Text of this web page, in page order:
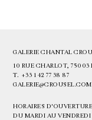
GALERIE CHANTAL
10 RUE CHARLOT, 75003
T. +33 1 42 77 38 87
GALERIE@CROUSEL.COM
HORAIRES D'OUVERTURE
DU MARDI AU VENDREDI